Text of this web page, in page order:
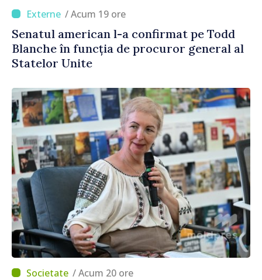
/ Acum 19 ore
Senatul american l-a confirmat pe Todd
Blanche în funcția de procuror general al
Statelor Unite
/ Acum 20 ore